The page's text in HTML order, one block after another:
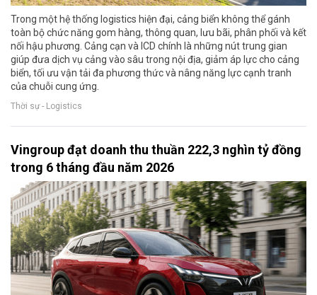
Trong một hệ thống logistics hiện đại, cảng biển không thể gánh
toàn bộ chức năng gom hàng, thông quan, lưu bãi, phân phối và kết
nối hậu phương. Cảng cạn và ICD chính là những nút trung gian
giúp đưa dịch vụ cảng vào sâu trong nội địa, giảm áp lực cho cảng
biển, tối ưu vận tải đa phương thức và nâng năng lực cạnh tranh
của chuỗi cung ứng.
Thời sự - Logistics
Vingroup đạt doanh thu thuần 222,3 nghìn tỷ đồng
trong 6 tháng đầu năm 2026